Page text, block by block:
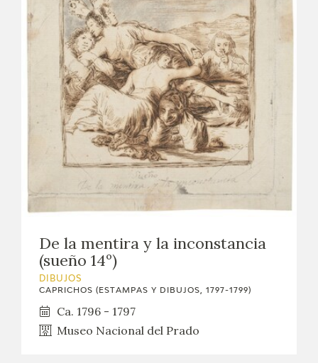
De la mentira y la inconstancia
(sueño 14º)
DIBUJOS
CAPRICHOS (ESTAMPAS Y DIBUJOS, 1797-1799)
Ca. 1796 - 1797
Museo Nacional del Prado